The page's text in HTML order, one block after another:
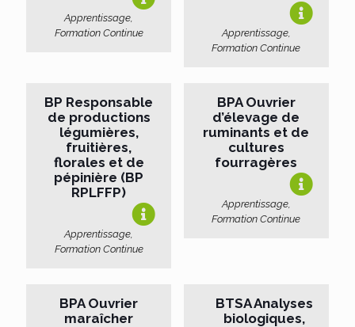
Apprentissage,
Formation Continue
Apprentissage,
Formation Continue
BP Responsable
de productions
légumières,
fruitières,
florales et de
pépinière (BP
RPLFFP)
Apprentissage,
Formation Continue
BPA Ouvrier
d’élevage de
ruminants et de
cultures
fourragères
Apprentissage,
Formation Continue
BPA Ouvrier
maraîcher
BTSA Analyses
biologiques,